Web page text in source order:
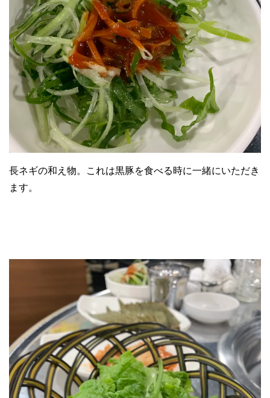
長ネギの和え物。これは黒豚を食べる時に一緒にいただき
ます。